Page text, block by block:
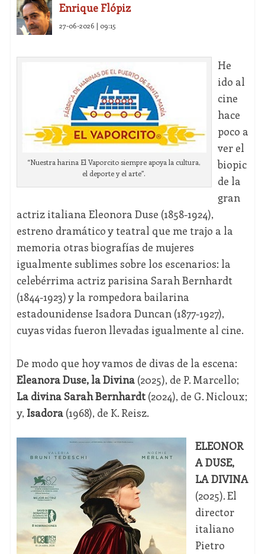
Enrique Flópiz
27-06-2026 | 09:15
“Nuestra harina El Vaporcito siempre apoya la cultura,
el deporte y el arte”.
He
ido al
cine
hace
poco a
ver el
biopic
de la
gran
actriz italiana Eleonora Duse (1858-1924),
estreno dramático y teatral que me trajo a la
memoria otras biografías de mujeres
igualmente sublimes sobre los escenarios: la
celebérrima actriz parisina Sarah Bernhardt
(1844-1923) y la rompedora bailarina
estadounidense Isadora Duncan (1877-1927),
cuyas vidas fueron llevadas igualmente al cine.
De modo que hoy vamos de divas de la escena:
Eleanora Duse, la Divina(2025), de P. Marcello;
La divina Sarah Bernhardt(2024), de G. Nicloux;
y, Isadora (1968), de K. Reisz.
ELEONOR
A DUSE,
LA DIVINA
(2025). El
director
italiano
Pietro